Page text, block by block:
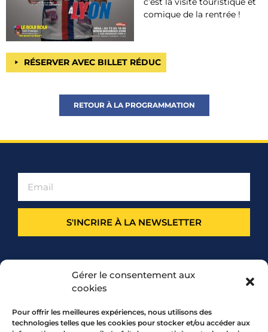
Gérer le consentement aux
cookies
Pour offrir les meilleures expériences, nous utilisons des
technologies telles que les cookies pour stocker et/ou accéder aux
comique de la rentrée !
RÉSERVER AVEC BILLET RÉDUC
RETOUR À LA PROGRAMMATION
S'INCRIRE À LA NEWSLETTER